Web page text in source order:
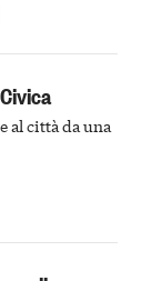
al città da una